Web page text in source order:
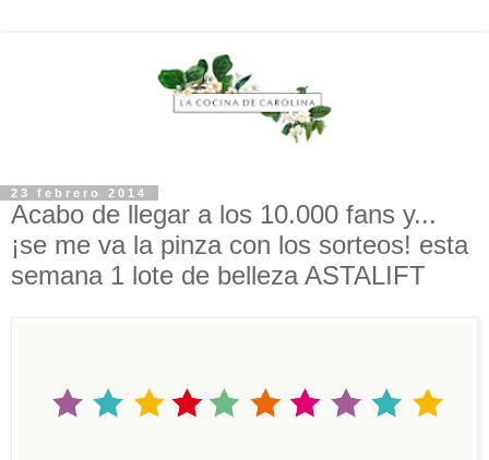
23 febrero 2014
Acabo de llegar a los 10.000 fans y...
¡se me va la pinza con los sorteos! esta
semana 1 lote de belleza ASTALIFT